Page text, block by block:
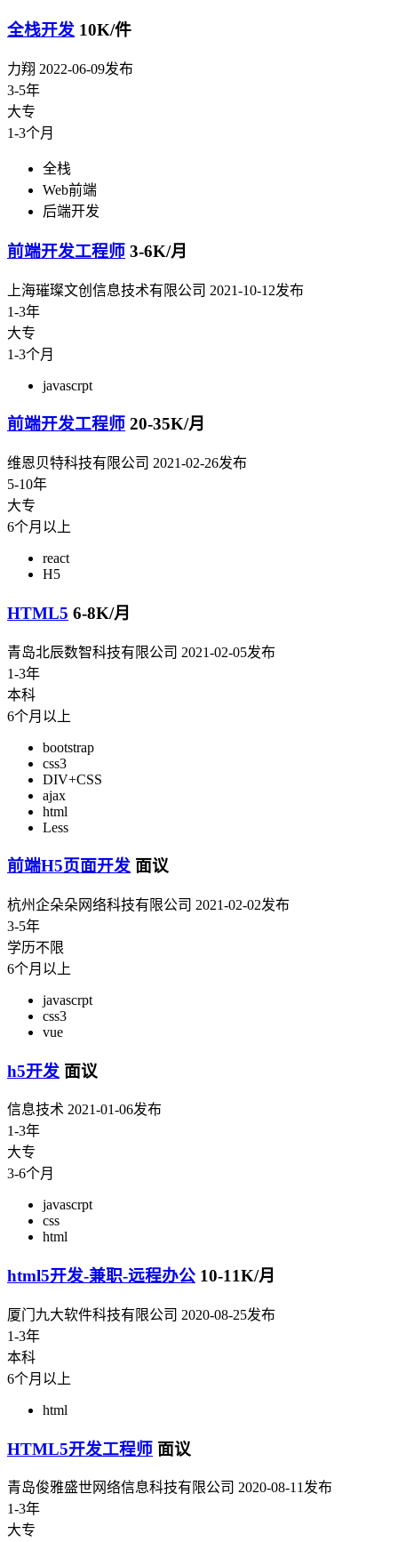
全栈开发 10K/件
力翔 2022-06-09发布
3-5年
大专
1-3个月
全栈
Web前端
后端开发
前端开发工程师 3-6K/月
上海璀璨文创信息技术有限公司 2021-10-12发布
1-3年
大专
1-3个月
javascrpt
前端开发工程师 20-35K/月
维恩贝特科技有限公司 2021-02-26发布
5-10年
大专
6个月以上
react
H5
HTML5 6-8K/月
青岛北辰数智科技有限公司 2021-02-05发布
1-3年
本科
6个月以上
bootstrap
css3
DIV+CSS
ajax
html
Less
前端H5页面开发 面议
杭州企朵朵网络科技有限公司 2021-02-02发布
3-5年
学历不限
6个月以上
javascrpt
css3
vue
h5开发 面议
信息技术 2021-01-06发布
1-3年
大专
3-6个月
javascrpt
css
html
html5开发-兼职-远程办公 10-11K/月
厦门九大软件科技有限公司 2020-08-25发布
1-3年
本科
6个月以上
html
HTML5开发工程师 面议
青岛俊雅盛世网络信息科技有限公司 2020-08-11发布
1-3年
大专